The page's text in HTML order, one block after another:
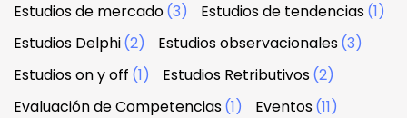
Estudios de mercado(3) Estudios de tendencias(1)
Estudios Delphi(2) Estudios observacionales(3)
Estudios on y off (1) Estudios Retributivos(2)
Evaluación de Competencias(1) Eventos(11)